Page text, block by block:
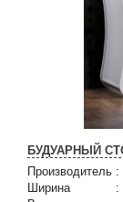
БУДУАРНЫЙ
Производитель :
Ширина
: